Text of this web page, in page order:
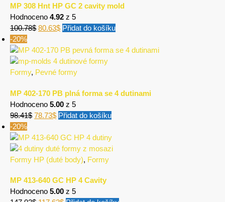
MP 308 Hnt HP GC 2 cavity mold
Hodnoceno 4.92 z 5
100.78$ 80.63$ Přidat do košíku
-20%
Formy, Pevné formy
MP 402-170 PB plná forma se 4 dutinami
Hodnoceno 5.00 z 5
98.41$ 78.73$ Přidat do košíku
-20%
Formy HP (duté body), Formy
MP 413-640 GC HP 4 Cavity
Hodnoceno 5.00 z 5